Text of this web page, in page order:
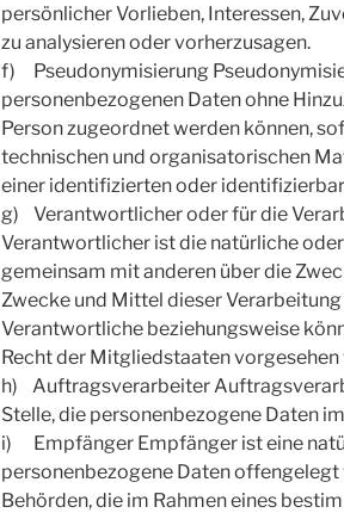
persönlicher Vorlieben, Interessen,
zu analysieren oder vorherzusagen.
f) Pseudonymisierung
personenbezogenen Daten ohne
Person zugeordnet werden können,
technischen und organisatorischen
einer identifizierten oder
g) Verantwortlicher oder für die
Verantwortlicher ist die natürliche
gemeinsam mit anderen über die
Zwecke und Mittel dieser
Verantwortliche beziehungsweise
Recht der Mitgliedstaaten vorgesehen
h) Auftragsverarbeiter
Stelle, die personenbezogene Daten
i) Empfänger Empfänger ist eine
personenbezogene Daten offengelegt
Behörden, die im Rahmen eines